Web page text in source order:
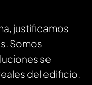
justificamos
Somos
se
del edificio.